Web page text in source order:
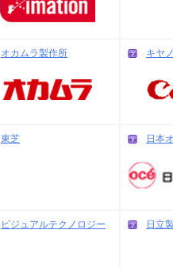
オカムラ製作所 キヤ
東芝 日本
ビジュアルテクノロジー 日立